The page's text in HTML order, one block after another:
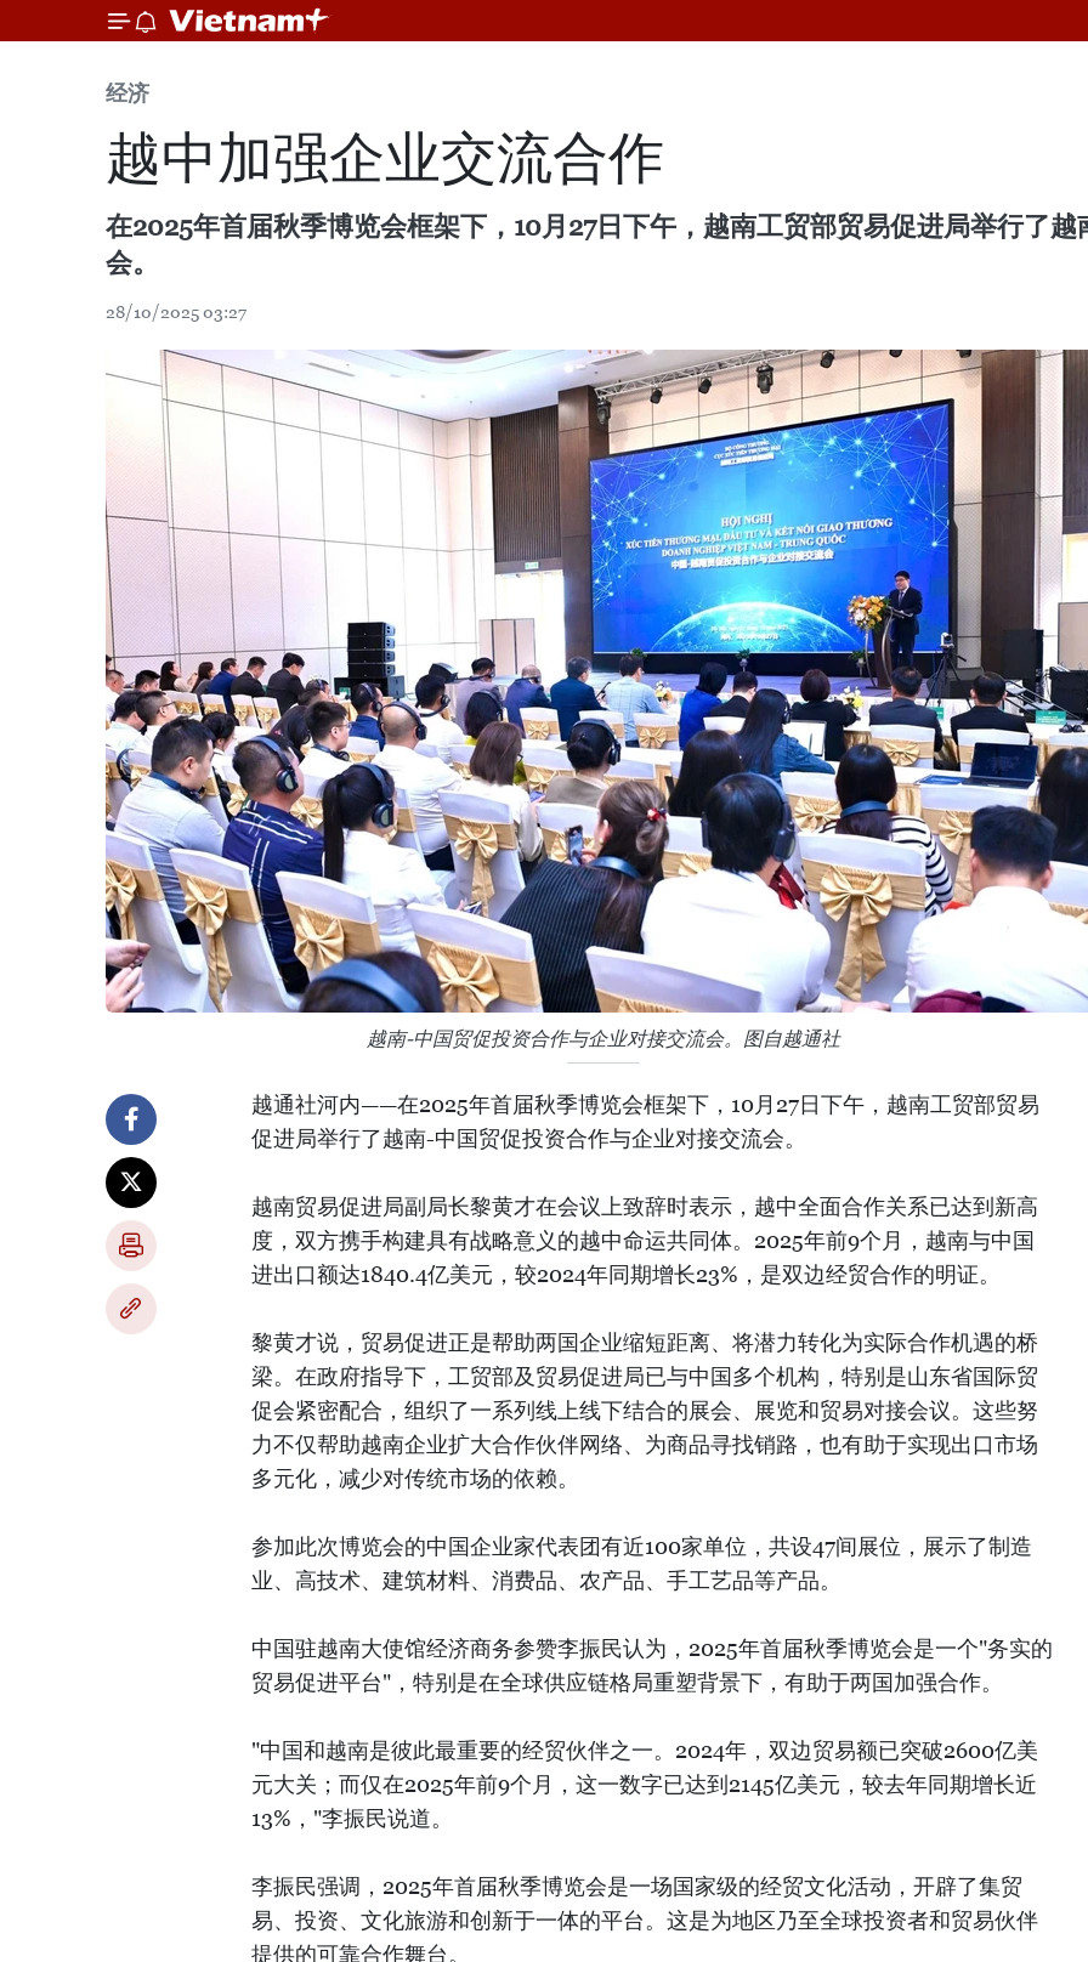
经济
越中加强企业交流合作
在2025年首届秋季博览会框架下，10月27日下午，越南工贸部贸易促进局举行了
会。
28/10/2025 03:27
越南-中国贸促投资合作与企业对接交流会。图自越通社
越通社河内——在2025年首届秋季博览会框架下，10月27日下午，越南工贸部贸易
促进局举行了越南-中国贸促投资合作与企业对接交流会。
越南贸易促进局副局长黎黄才在会议上致辞时表示，越中全面合作关系已达到新高
度，双方携手构建具有战略意义的越中命运共同体。2025年前9个月，越南与中国
进出口额达1840.4亿美元，较2024年同期增长23%，是双边经贸合作的明证。
黎黄才说，贸易促进正是帮助两国企业缩短距离、将潜力转化为实际合作机遇的桥
梁。在政府指导下，工贸部及贸易促进局已与中国多个机构，特别是山东省国际贸
促会紧密配合，组织了一系列线上线下结合的展会、展览和贸易对接会议。这些努
力不仅帮助越南企业扩大合作伙伴网络、为商品寻找销路，也有助于实现出口市场
多元化，减少对传统市场的依赖。
参加此次博览会的中国企业家代表团有近100家单位，共设47间展位，展示了制造
业、高技术、建筑材料、消费品、农产品、手工艺品等产品。
中国驻越南大使馆经济商务参赞李振民认为，2025年首届秋季博览会是一个"务实的
贸易促进平台"，特别是在全球供应链格局重塑背景下，有助于两国加强合作。
"中国和越南是彼此最重要的经贸伙伴之一。2024年，双边贸易额已突破2600亿美
元大关；而仅在2025年前9个月，这一数字已达到2145亿美元，较去年同期增长近
13%，"李振民说道。
李振民强调，2025年首届秋季博览会是一场国家级的经贸文化活动，开辟了集贸
易、投资、文化旅游和创新于一体的平台。这是为地区乃至全球投资者和贸易伙伴
提供的可靠合作舞台。